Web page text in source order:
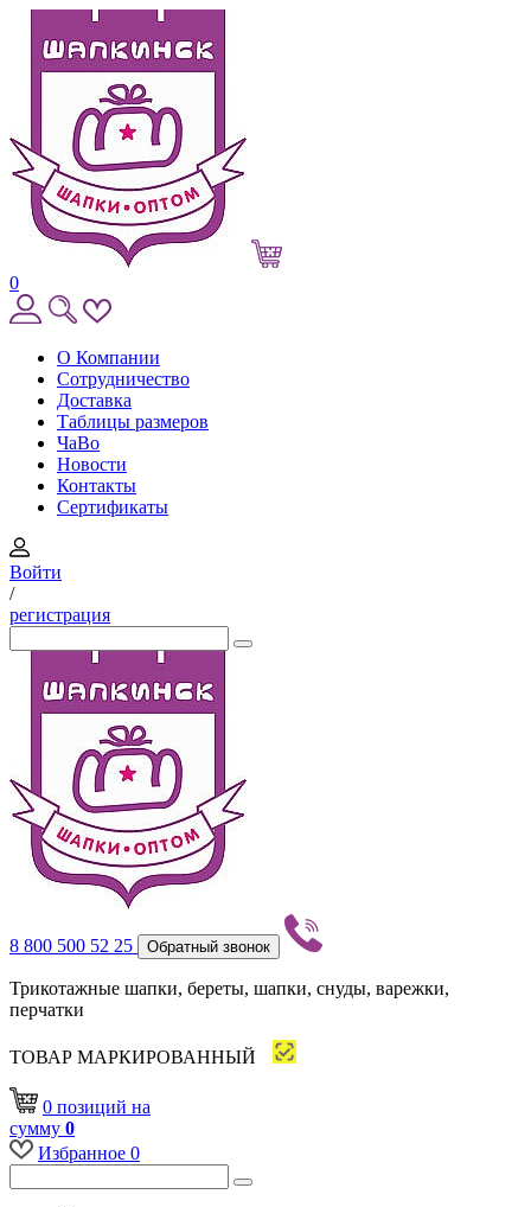
0
О Компании
Сотрудничество
Доставка
Таблицы размеров
ЧаВо
Новости
Контакты
Сертификаты
Войти
/
регистрация
8 800 500 52 25 Обратный звонок
Трикотажные шапки, береты, шапки, снуды, варежки,
перчатки
ТОВАР МАРКИРОВАННЫЙ
0 позиций на
сумму 0
Избранное 0